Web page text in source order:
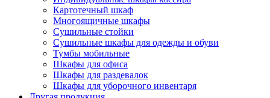
Картотечный шкаф
Многоящичные шкафы
Сушильные стойки
Сушильные шкафы для одежды и обуви
Тумбы мобильные
Шкафы для офиса
Шкафы для раздевалок
Шкафы для уборочного инвентаря